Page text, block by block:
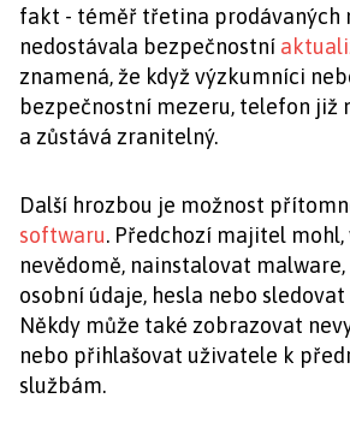
fakt - téměř třetina prodávaných
nedostávala bezpečnostní
znamená, že když výzkumníci
bezpečnostní mezeru, telefon již
a zůstává zranitelný.
Další hrozbou je možnost
softwaru. Předchozí majitel mohl,
nevědomě, nainstalovat
osobní údaje, hesla nebo
Někdy může také zobrazovat
nebo přihlašovat uživatele k
službám.